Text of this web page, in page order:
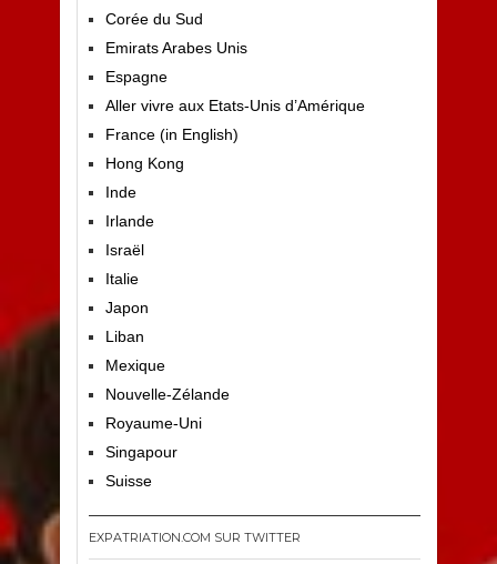
Corée du Sud
Emirats Arabes Unis
Espagne
Aller vivre aux Etats-Unis d’Amérique
France (in English)
Hong Kong
Inde
Irlande
Israël
Italie
Japon
Liban
Mexique
Nouvelle-Zélande
Royaume-Uni
Singapour
Suisse
EXPATRIATION.COM SUR TWITTER